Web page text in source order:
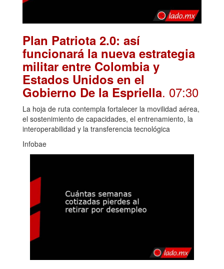
Plan Patriota 2.0: así
funcionará la nueva estrategia
militar entre Colombia y
Estados Unidos en el
Gobierno De la Espriella. 07:30
La hoja de ruta contempla fortalecer la movilidad aérea,
el sostenimiento de capacidades, el entrenamiento, la
interoperabilidad y la transferencia tecnológica
Infobae